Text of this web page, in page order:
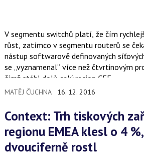
V segmentu switchů platí, že čím
růst, zatímco v segmentu routerů se
nástup softwarově definovaných
se „vyznamenal“ více než čtvrtinovým
čímž stáhl dolů celý region CEE.
MATĚJ ČUCHNA 16. 12. 2016
Context: Trh tiskových zařízení v
regionu EMEA klesl o 4
dvouciferně rostl